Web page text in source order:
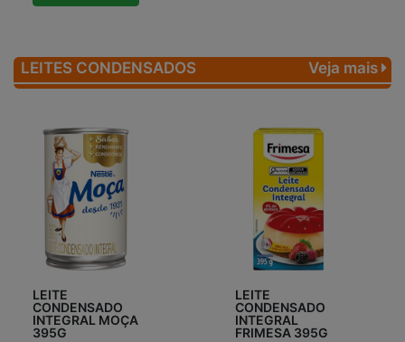
LEITES CONDENSADOS Veja mais
LEITE
CONDENSADO
INTEGRAL MOÇA
395G
LEITE
CONDENSADO
INTEGRAL
FRIMESA 395G